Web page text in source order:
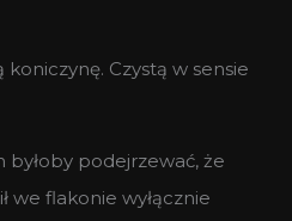
Czystą w sensie
byłoby podejrzewać, że
we flakonie wyłącznie